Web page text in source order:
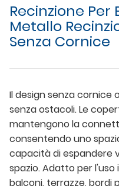
Recinzione Per
Metallo
Senza Cornice
Il design senza cornice
senza ostacoli. Le
mantengono la
consentendo uno
capacità di espandere
spazio. Adatto per
balconi, terrazze, bordi